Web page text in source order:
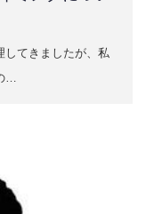
してきましたが、私
…